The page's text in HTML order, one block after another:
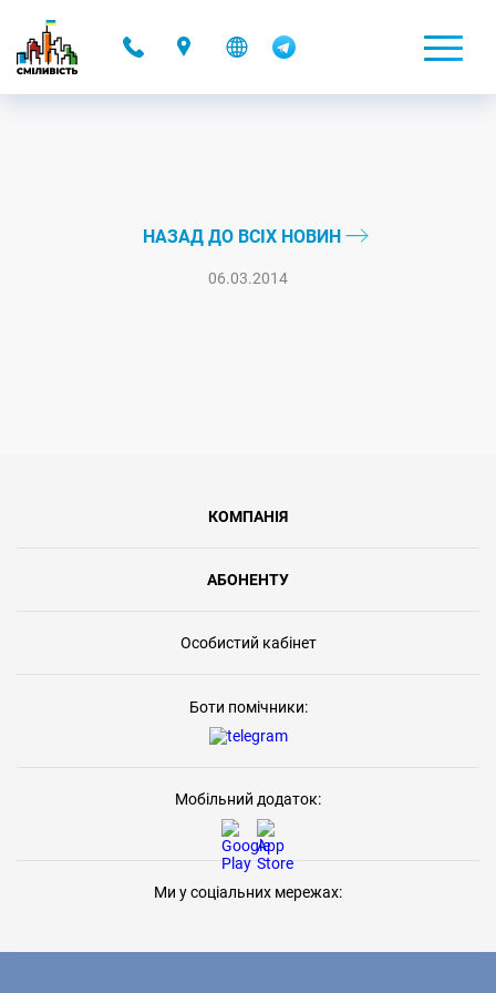
НАЗАД ДО ВСІХ НОВИН
06.03.2014
КОМПАНІЯ
АБОНЕНТУ
Особистий кабінет
Боти помічники:
Мобільний додаток:
Ми у соціальних мережах: